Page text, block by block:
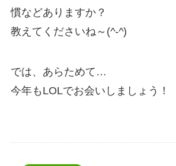
慣などありますか？
教えてくださいね～(^-^)
では、あらためて…
今年もLOLでお会いしましょう！